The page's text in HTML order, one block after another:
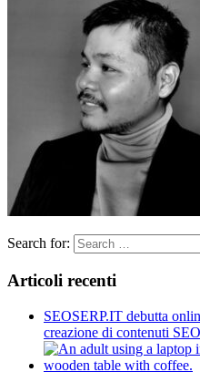
Search for:
Articoli recenti
SEOSERP.IT debutta
creazione di contenuti SEO